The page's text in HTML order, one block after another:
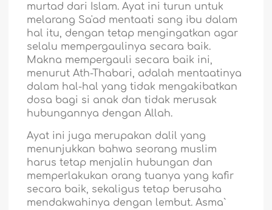
murtad dari Islam. Ayat ini turun untuk
melarang Sa'ad mentaati sang ibu dalam
hal itu, dengan tetap mengingatkan agar
selalu mempergaulinya secara baik.
Makna mempergauli secara baik ini,
menurut Ath-Thabari, adalah mentaatinya
dalam hal-hal yang tidak mengakibatkan
dosa bagi si anak dan tidak merusak
hubungannya dengan Allah.
Ayat ini juga merupakan dalil yang
menunjukkan bahwa seorang muslim
harus tetap menjalin hubungan dan
memperlakukan orang tuanya yang kafir
secara baik, sekaligus tetap berusaha
mendakwahinya dengan lembut. Asma`